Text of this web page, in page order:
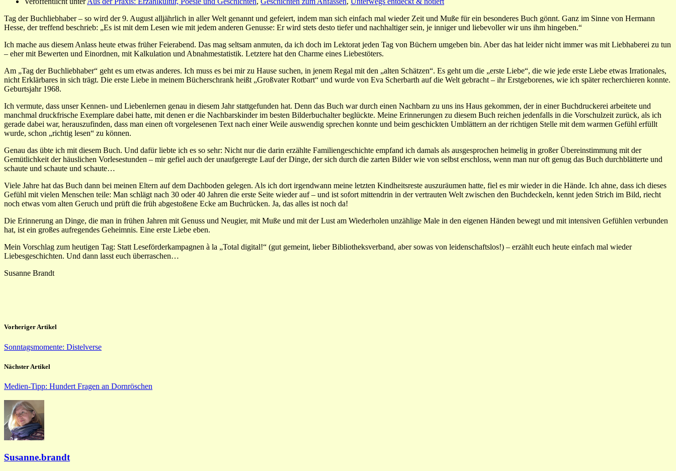
Tag der Buchliebhaber – so wird der 9. August alljährlich in aller Welt genannt und gefeiert, indem man sich einfach mal wieder Zeit und Muße für ein besonderes Buch gönnt. Ganz im Sinne von Hermann
Hesse, der treffend beschrieb: „Es ist mit dem Lesen wie mit jedem anderen Genusse: Er wird stets desto tiefer und nachhaltiger sein, je inniger und liebevoller wir uns ihm hingeben.“
Ich mache aus diesem Anlass heute etwas früher Feierabend. Das mag seltsam anmuten, da ich doch im Lektorat jeden Tag von Büchern umgeben bin. Aber das hat leider nicht immer was mit Liebhaberei zu tun
– eher mit Bewerten und Einordnen, mit Kalkulation und Abnahmestatistik. Letztere hat den Charme eines Liebestöters.
Am „Tag der Buchliebhaber“ geht es um etwas anderes. Ich muss es bei mir zu Hause suchen, in jenem Regal mit den „alten Schätzen“. Es geht um die „erste Liebe“, die wie jede erste Liebe etwas Irrationales,
nicht Erklärbares in sich trägt. Die erste Liebe in meinem Bücherschrank heißt „Großvater Rotbart“ und wurde von Eva Scherbarth auf die Welt gebracht – ihr Erstgeborenes, wie ich später recherchieren konnte.
Geburtsjahr 1968.
Ich vermute, dass unser Kennen- und Liebenlernen genau in diesem Jahr stattgefunden hat. Denn das Buch war durch einen Nachbarn zu uns ins Haus gekommen, der in einer Buchdruckerei arbeitete und
manchmal druckfrische Exemplare dabei hatte, mit denen er die Nachbarskinder im besten Bilderbuchalter beglückte. Meine Erinnerungen zu diesem Buch reichen jedenfalls in die Vorschulzeit zurück, als ich
gerade dabei war, herauszufinden, dass man einen oft vorgelesenen Text nach einer Weile auswendig sprechen konnte und beim geschickten Umblättern an der richtigen Stelle mit dem warmen Gefühl erfüllt
wurde, schon „richtig lesen“ zu können.
Genau das übte ich mit diesem Buch. Und dafür liebte ich es so sehr: Nicht nur die darin erzählte Familiengeschichte empfand ich damals als ausgesprochen heimelig in großer Übereinstimmung mit der
Gemütlichkeit der häuslichen Vorlesestunden – mir gefiel auch der unaufgeregte Lauf der Dinge, der sich durch die zarten Bilder wie von selbst erschloss, wenn man nur oft genug das Buch durchblätterte und
schaute und schaute und schaute…
Viele Jahre hat das Buch dann bei meinen Eltern auf dem Dachboden gelegen. Als ich dort irgendwann meine letzten Kindheitsreste auszuräumen hatte, fiel es mir wieder in die Hände. Ich ahne, dass ich dieses
Gefühl mit vielen Menschen teile: Man schlägt nach 30 oder 40 Jahren die erste Seite wieder auf – und ist sofort mittendrin in der vertrauten Welt zwischen den Buchdeckeln, kennt jeden Strich im Bild, riecht
noch etwas vom alten Geruch und prüft die früh abgestoßene Ecke am Buchrücken. Ja, das alles ist noch da!
Die Erinnerung an Dinge, die man in frühen Jahren mit Genuss und Neugier, mit Muße und mit der Lust am Wiederholen unzählige Male in den eigenen Händen bewegt und mit intensiven Gefühlen verbunden
hat, ist ein großes aufregendes Geheimnis. Eine erste Liebe eben.
Mein Vorschlag zum heutigen Tag: Statt Leseförderkampagnen à la „Total digital!“ (gut gemeint, lieber Bibliotheksverband, aber sowas von leidenschaftslos!) – erzählt euch heute einfach mal wieder
Liebesgeschichten. Und dann lasst euch überraschen…
Susanne Brandt
Vorheriger Artikel
Sonntagsmomente: Distelverse
Nächster Artikel
Medien-Tipp: Hundert Fragen an Dornröschen
Susanne.brandt